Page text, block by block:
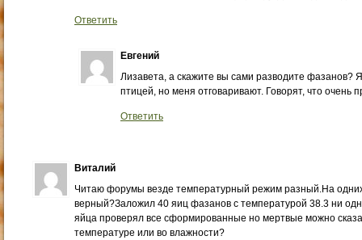
Ответить
Евгений
Лизавета, а скажите вы сами разводите фазанов?
птицей, но меня отговаривают. Говорят, что очень
Ответить
Виталий
Читаю форумы везде температурный режим разный.На
верный?Заложил 40 яиц фазанов с температурой 38.3 ни
яйца проверял все сформированные но мертвые можно
температуре или во влажности?